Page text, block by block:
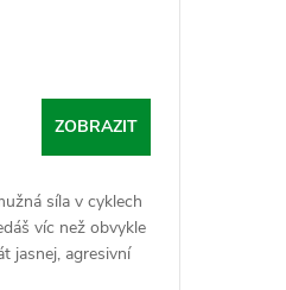
ZOBRAZIT
síla v cyklech
víc než obvykle
jasnej, agresivní